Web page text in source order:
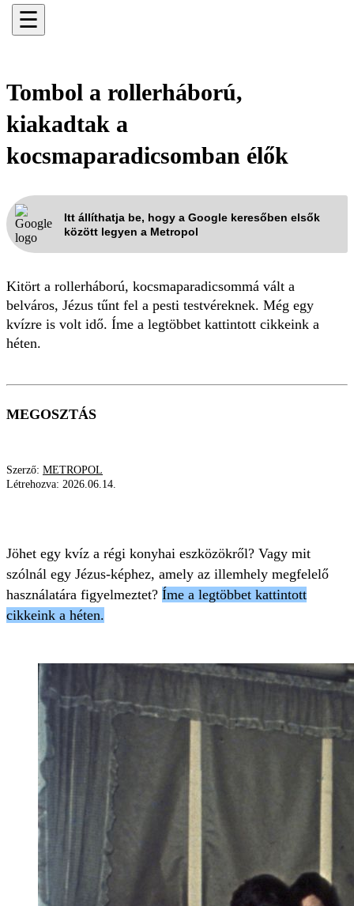
☰
Tombol a rollerháború,
kiakadtak a
kocsmaparadicsomban élők
Itt állíthatja be, hogy a Google keresőben elsők
között legyen a Metropol
Kitört a rollerháború, kocsmaparadicsommá vált a
belváros, Jézus tűnt fel a pesti testvéreknek. Még egy
kvízre is volt idő. Íme a legtöbbet kattintott cikkeink a
héten.
MEGOSZTÁS
Szerző: METROPOL
Létrehozva: 2026.06.14.
Jöhet egy kvíz a régi konyhai eszközökről? Vagy mit
szólnál egy Jézus-képhez, amely az illemhely megfelelő
használatára figyelmeztet? Íme a legtöbbet kattintott
cikkeink a héten.